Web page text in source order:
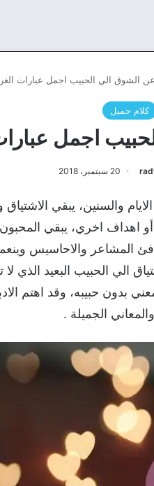
الشوق الي الحبيب اجمل عبارات الغرام
كلام جميل
اجمل عبارات
20 سبتمبر، 2018
والسنين، يبقي
اخري، يبقي المحبون
المشاعر والاحاسيس
الحبيب البعيد الذي
بدون حبيبه، وقد اهتم
الجميلة .